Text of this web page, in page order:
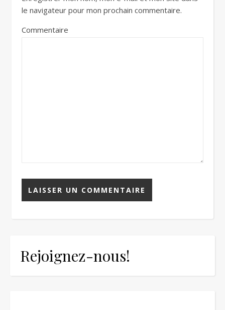
le navigateur pour mon prochain commentaire.
Commentaire
Rejoignez-nous!